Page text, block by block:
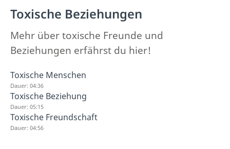
Toxische Beziehungen
Mehr über toxische Freunde und
Beziehungen erfährst du hier!
Toxische Menschen
Dauer: 04:36
Toxische Beziehung
Dauer: 05:15
Toxische Freundschaft
Dauer: 04:56